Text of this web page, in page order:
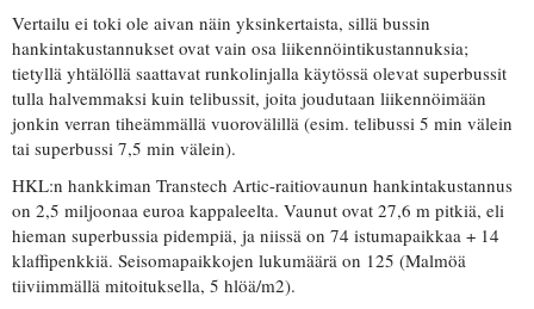
Vertailu ei toki ole aivan näin yksinkertaista, sillä bussin
hankintakustannukset ovat vain osa liikennöintikustannuksia;
tietyllä yhtälöllä saattavat runkolinjalla käytössä olevat superbussit
tulla halvemmaksi kuin telibussit, joita joudutaan liikennöimään
jonkin verran tiheämmällä vuorovälillä (esim. telibussi 5 min välein
tai superbussi 7,5 min välein).
HKL:n hankkiman Transtech Artic-raitiovaunun hankintakustannus
on 2,5 miljoonaa euroa kappaleelta. Vaunut ovat 27,6 m pitkiä, eli
hieman superbussia pidempiä, ja niissä on 74 istumapaikkaa + 14
klaffipenkkiä. Seisomapaikkojen lukumäärä on 125 (Malmöä
tiiviimmällä mitoituksella, 5 hlöä/m2).